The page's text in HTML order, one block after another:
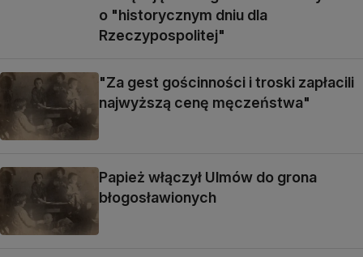
o "historycznym dniu dla
Rzeczypospolitej"
"Za gest gościnności i troski zapłacili
najwyższą cenę męczeństwa"
Papież włączył Ulmów do grona
błogosławionych